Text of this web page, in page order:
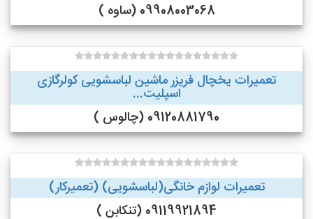
09908003068 (ساوه )
تعمیرات یخچال فریزر ماشین لباسشویی کولرگازی
اسپلیت...
09120881790 (چالوس )
تعمیرات لوازم خانگی(لباسشویی) (تعمیرکار)
09119921894 (تنکابن )